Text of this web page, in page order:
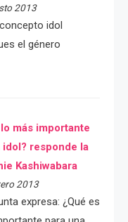
2013
idol
el género
más importante
idol? responde la
Kashiwabara
2013
expresa: ¿Qué es